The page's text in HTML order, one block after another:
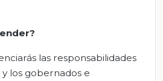
las responsabilidades
los gobernados e